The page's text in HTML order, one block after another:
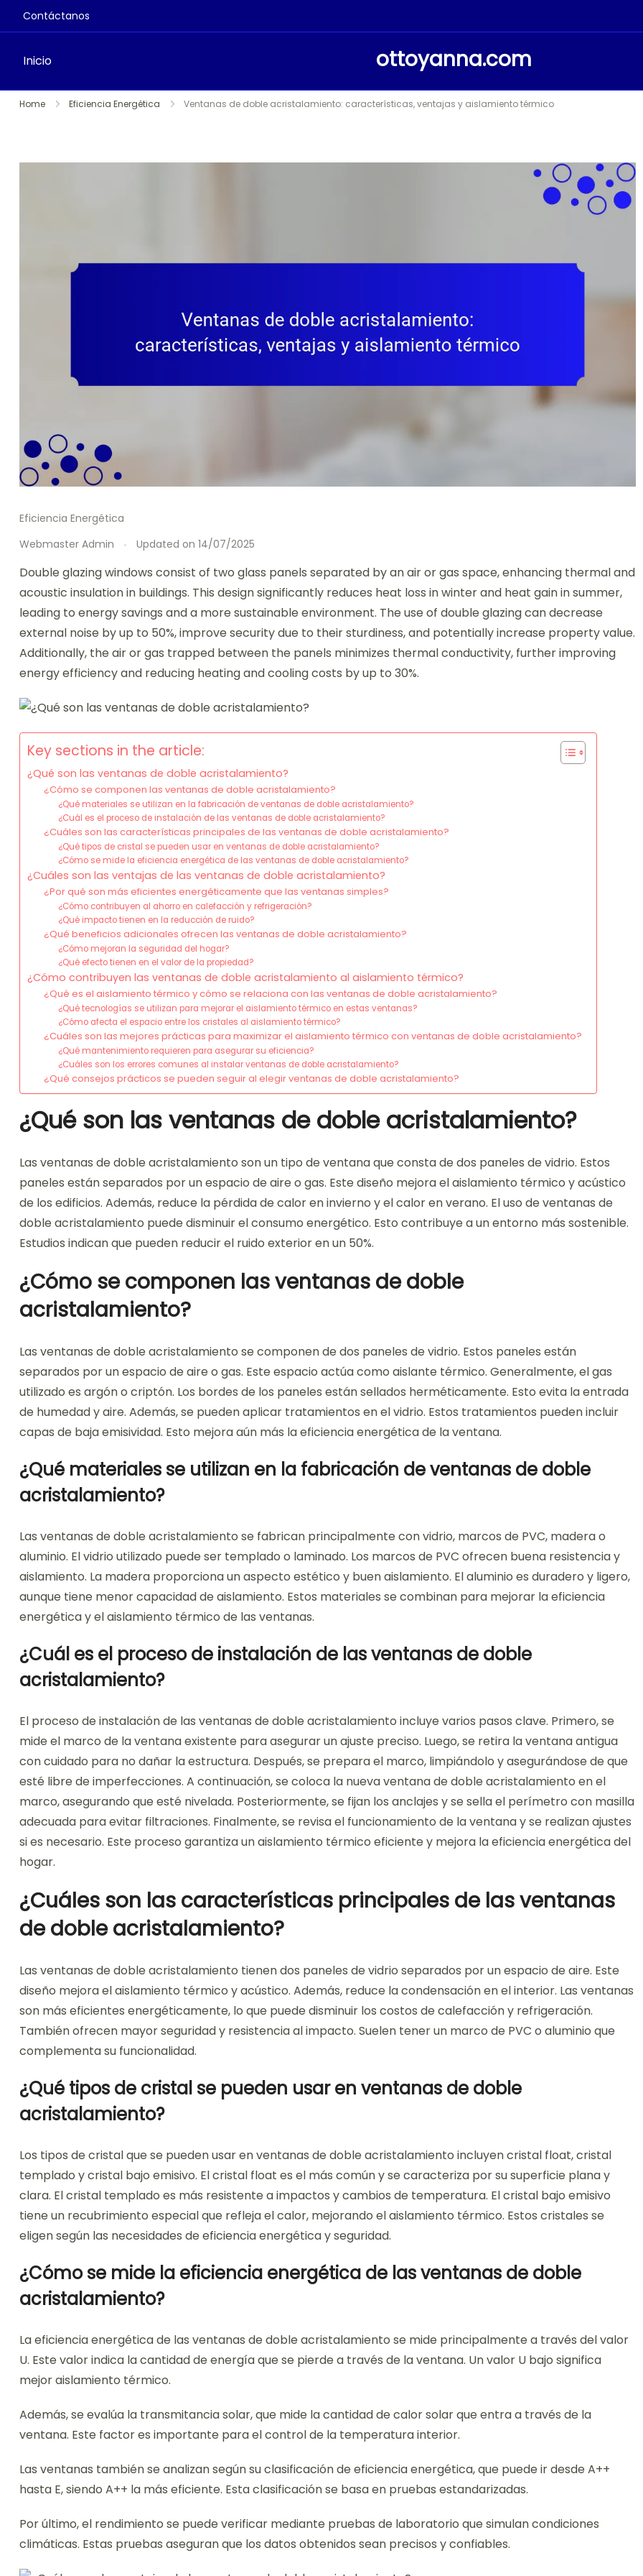
Contáctanos
Inicio ottoyanna.com
SkipHome Eficiencia Energética Ventanas de doble acristalamiento: características, ventajas y aislamiento térmico
Eficiencia Energética
Webmaster Admin
Updated on 14/07/2025
Double glazing windows consist of two glass panels separated by an air or gas space, enhancing thermal and
acoustic insulation in buildings. This design significantly reduces heat loss in winter and heat gain in summer,
leading to energy savings and a more sustainable environment. The use of double glazing can decrease
external noise by up to 50%, improve security due to their sturdiness, and potentially increase property value.
Additionally, the air or gas trapped between the panels minimizes thermal conductivity, further improving
energy efficiency and reducing heating and cooling costs by up to 30%.
Key sections in the article:
¿Qué son las ventanas de doble acristalamiento?
¿Cómo se componen las ventanas de doble acristalamiento?
¿Qué materiales se utilizan en la fabricación de ventanas de doble acristalamiento?
¿Cuál es el proceso de instalación de las ventanas de doble acristalamiento?
¿Cuáles son las características principales de las ventanas de doble acristalamiento?
¿Qué tipos de cristal se pueden usar en ventanas de doble acristalamiento?
¿Cómo se mide la eficiencia energética de las ventanas de doble acristalamiento?
¿Cuáles son las ventajas de las ventanas de doble acristalamiento?
¿Por qué son más eficientes energéticamente que las ventanas simples?
¿Cómo contribuyen al ahorro en calefacción y refrigeración?
¿Qué impacto tienen en la reducción de ruido?
¿Qué beneficios adicionales ofrecen las ventanas de doble acristalamiento?
¿Cómo mejoran la seguridad del hogar?
¿Qué efecto tienen en el valor de la propiedad?
¿Cómo contribuyen las ventanas de doble acristalamiento al aislamiento térmico?
¿Qué es el aislamiento térmico y cómo se relaciona con las ventanas de doble acristalamiento?
¿Qué tecnologías se utilizan para mejorar el aislamiento térmico en estas ventanas?
¿Cómo afecta el espacio entre los cristales al aislamiento térmico?
¿Cuáles son las mejores prácticas para maximizar el aislamiento térmico con ventanas de doble acristalamiento?
¿Qué mantenimiento requieren para asegurar su eficiencia?
¿Cuáles son los errores comunes al instalar ventanas de doble acristalamiento?
¿Qué consejos prácticos se pueden seguir al elegir ventanas de doble acristalamiento?
¿Qué son las ventanas de doble acristalamiento?
Las ventanas de doble acristalamiento son un tipo de ventana que consta de dos paneles de vidrio. Estos
paneles están separados por un espacio de aire o gas. Este diseño mejora el aislamiento térmico y acústico
de los edificios. Además, reduce la pérdida de calor en invierno y el calor en verano. El uso de ventanas de
doble acristalamiento puede disminuir el consumo energético. Esto contribuye a un entorno más sostenible.
Estudios indican que pueden reducir el ruido exterior en un 50%.
¿Cómo se componen las ventanas de doble
acristalamiento?
Las ventanas de doble acristalamiento se componen de dos paneles de vidrio. Estos paneles están
separados por un espacio de aire o gas. Este espacio actúa como aislante térmico. Generalmente, el gas
utilizado es argón o criptón. Los bordes de los paneles están sellados herméticamente. Esto evita la entrada
de humedad y aire. Además, se pueden aplicar tratamientos en el vidrio. Estos tratamientos pueden incluir
capas de baja emisividad. Esto mejora aún más la eficiencia energética de la ventana.
¿Qué materiales se utilizan en la fabricación de ventanas de doble
acristalamiento?
Las ventanas de doble acristalamiento se fabrican principalmente con vidrio, marcos de PVC, madera o
aluminio. El vidrio utilizado puede ser templado o laminado. Los marcos de PVC ofrecen buena resistencia y
aislamiento. La madera proporciona un aspecto estético y buen aislamiento. El aluminio es duradero y ligero,
aunque tiene menor capacidad de aislamiento. Estos materiales se combinan para mejorar la eficiencia
energética y el aislamiento térmico de las ventanas.
¿Cuál es el proceso de instalación de las ventanas de doble
acristalamiento?
El proceso de instalación de las ventanas de doble acristalamiento incluye varios pasos clave. Primero, se
mide el marco de la ventana existente para asegurar un ajuste preciso. Luego, se retira la ventana antigua
con cuidado para no dañar la estructura. Después, se prepara el marco, limpiándolo y asegurándose de que
esté libre de imperfecciones. A continuación, se coloca la nueva ventana de doble acristalamiento en el
marco, asegurando que esté nivelada. Posteriormente, se fijan los anclajes y se sella el perímetro con masilla
adecuada para evitar filtraciones. Finalmente, se revisa el funcionamiento de la ventana y se realizan ajustes
si es necesario. Este proceso garantiza un aislamiento térmico eficiente y mejora la eficiencia energética del
hogar.
¿Cuáles son las características principales de las ventanas
de doble acristalamiento?
Las ventanas de doble acristalamiento tienen dos paneles de vidrio separados por un espacio de aire. Este
diseño mejora el aislamiento térmico y acústico. Además, reduce la condensación en el interior. Las ventanas
son más eficientes energéticamente, lo que puede disminuir los costos de calefacción y refrigeración.
También ofrecen mayor seguridad y resistencia al impacto. Suelen tener un marco de PVC o aluminio que
complementa su funcionalidad.
¿Qué tipos de cristal se pueden usar en ventanas de doble
acristalamiento?
Los tipos de cristal que se pueden usar en ventanas de doble acristalamiento incluyen cristal float, cristal
templado y cristal bajo emisivo. El cristal float es el más común y se caracteriza por su superficie plana y
clara. El cristal templado es más resistente a impactos y cambios de temperatura. El cristal bajo emisivo
tiene un recubrimiento especial que refleja el calor, mejorando el aislamiento térmico. Estos cristales se
eligen según las necesidades de eficiencia energética y seguridad.
¿Cómo se mide la eficiencia energética de las ventanas de doble
acristalamiento?
La eficiencia energética de las ventanas de doble acristalamiento se mide principalmente a través del valor
U. Este valor indica la cantidad de energía que se pierde a través de la ventana. Un valor U bajo significa
mejor aislamiento térmico.
Además, se evalúa la transmitancia solar, que mide la cantidad de calor solar que entra a través de la
ventana. Este factor es importante para el control de la temperatura interior.
Las ventanas también se analizan según su clasificación de eficiencia energética, que puede ir desde A++
hasta E, siendo A++ la más eficiente. Esta clasificación se basa en pruebas estandarizadas.
Por último, el rendimiento se puede verificar mediante pruebas de laboratorio que simulan condiciones
climáticas. Estas pruebas aseguran que los datos obtenidos sean precisos y confiables.